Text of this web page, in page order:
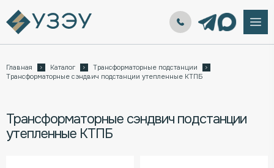
Главная Каталог
Трансформаторные подстанции
Трансформаторные сэндвич подстанции утепленные КТПБ
Трансформаторные сэндвич подстанции
утепленные КТПБ